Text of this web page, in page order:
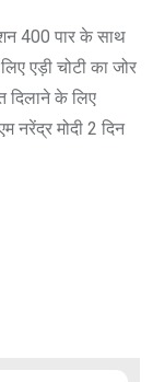
400 पार के साथ
एड़ी चोटी का जोर
दिलाने के लिए
नरेंद्र मोदी 2 दिन